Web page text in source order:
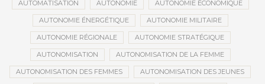
AUTOMATISATION AUTONOMIE AUTONOMIE ÉCONOMIQUE
AUTONOMIE ÉNERGÉTIQUE AUTONOMIE MILITAIRE
AUTONOMIE RÉGIONALE AUTONOMIE STRATÉGIQUE
AUTONOMISATION AUTONOMISATION DE LA FEMME
AUTONOMISATION DES FEMMES AUTONOMISATION DES JEUNES